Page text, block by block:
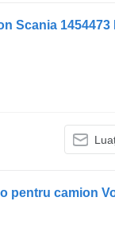
Scania 1454473